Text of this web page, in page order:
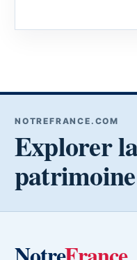
NOTREFRANCE.COM
Explorer
patrimoine